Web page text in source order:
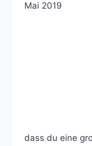
Mai 2019
dass du eine